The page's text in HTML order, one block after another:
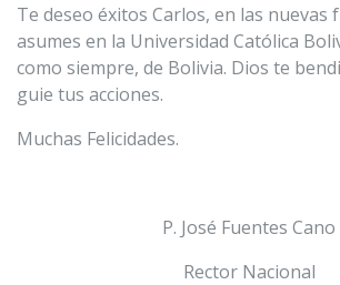
Te deseo éxitos Carlos, en las nuevas
asumes en la Universidad Católica
como siempre, de Bolivia. Dios te
guie tus acciones.
Muchas Felicidades.
P. José Fuentes Cano
Rector Nacional